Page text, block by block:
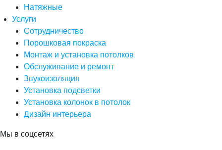
Натяжные
Услуги
Сотрудничество
Порошковая покраска
Монтаж и установка потолков
Обслуживание и ремонт
Звукоизоляция
Установка подсветки
Установка колонок в потолок
Дизайн интерьера
Мы в соцсетях